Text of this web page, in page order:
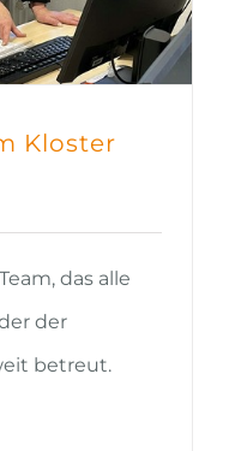
Kloster
das alle
der
betreut.